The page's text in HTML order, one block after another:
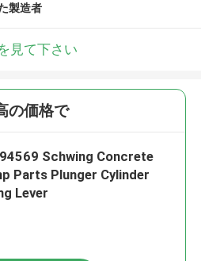
製造者
見て下さい
の価格で
Schwing Concrete
Parts Plunger Cylinder
Lever